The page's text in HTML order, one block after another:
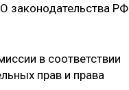
законодательства РФ
в соответствии
прав и права